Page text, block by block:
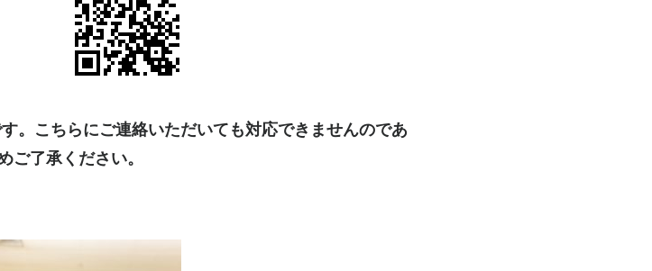
。こちらにご連絡いただいても対応できませんのであ
ご了承ください。